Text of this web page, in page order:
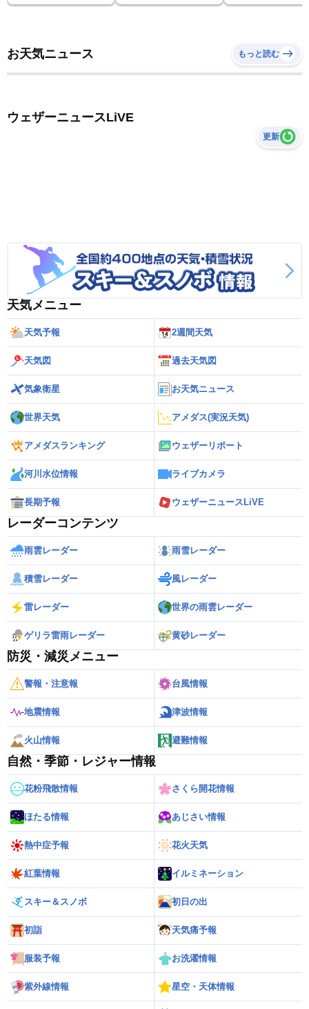
お天気ニュース もっと読む
ウェザーニュースLiVE
更新
天気メニュー
天気予報 2週間天気
天気図 過去天気図
気象衛星 お天気ニュース
世界天気 アメダス(実況天気)
アメダスランキング ウェザーリポート
河川水位情報 ライブカメラ
長期予報 ウェザーニュースLiVE
レーダーコンテンツ
雨雲レーダー 雨雪レーダー
積雪レーダー 風レーダー
雷レーダー 世界の雨雲レーダー
ゲリラ雷雨レーダー 黄砂レーダー
防災・減災メニュー
警報・注意報 台風情報
地震情報 津波情報
火山情報 避難情報
自然・季節・レジャー情報
花粉飛散情報 さくら開花情報
ほたる情報 あじさい情報
熱中症予報 花火天気
紅葉情報 イルミネーション
スキー＆スノボ 初日の出
初詣 天気痛予報
服装予報 お洗濯情報
紫外線情報 星空・天体情報